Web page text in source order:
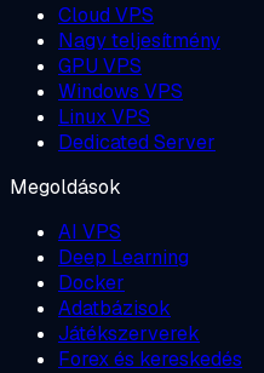
Cloud VPS
Nagy teljesítmény
GPU VPS
Windows VPS
Linux VPS
Dedicated Server
Megoldások
AI VPS
Deep Learning
Docker
Adatbázisok
Játékszerverek
Forex és kereskedés